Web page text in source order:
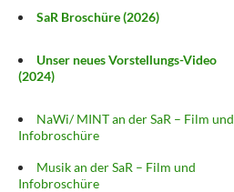
SaR Broschüre (2026)
Unser neues Vorstellungs-Video
(2024)
NaWi/ MINT an der SaR – Film und
Infobroschüre
Musik an der SaR – Film und
Infobroschüre